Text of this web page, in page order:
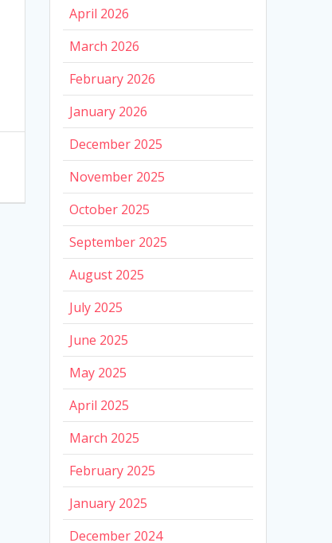
April 2026
March 2026
February 2026
January 2026
December 2025
November 2025
October 2025
September 2025
August 2025
July 2025
June 2025
May 2025
April 2025
March 2025
February 2025
January 2025
December 2024